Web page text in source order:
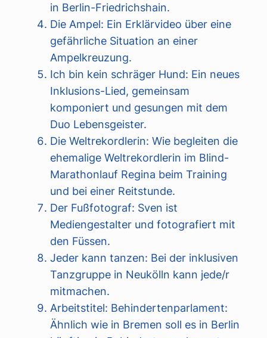
in Berlin-Friedrichshain.
Die Ampel: Ein Erklärvideo über eine
gefährliche Situation an einer
Ampelkreuzung.
Ich bin kein schräger Hund: Ein neues
Inklusions-Lied, gemeinsam
komponiert und gesungen mit dem
Duo Lebensgeister.
Die Weltrekordlerin: Wie begleiten die
ehemalige Weltrekordlerin im Blind-
Marathonlauf Regina beim Training
und bei einer Reitstunde.
Der Fußfotograf: Sven ist
Mediengestalter und fotografiert mit
den Füssen.
Jeder kann tanzen: Bei der inklusiven
Tanzgruppe in Neukölln kann jede/r
mitmachen.
Arbeitstitel: Behindertenparlament:
Ähnlich wie in Bremen soll es in Berlin